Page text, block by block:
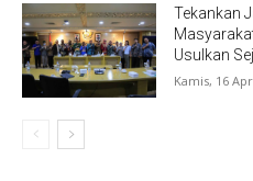
Tekankan
Usulkan
Kamis, 16